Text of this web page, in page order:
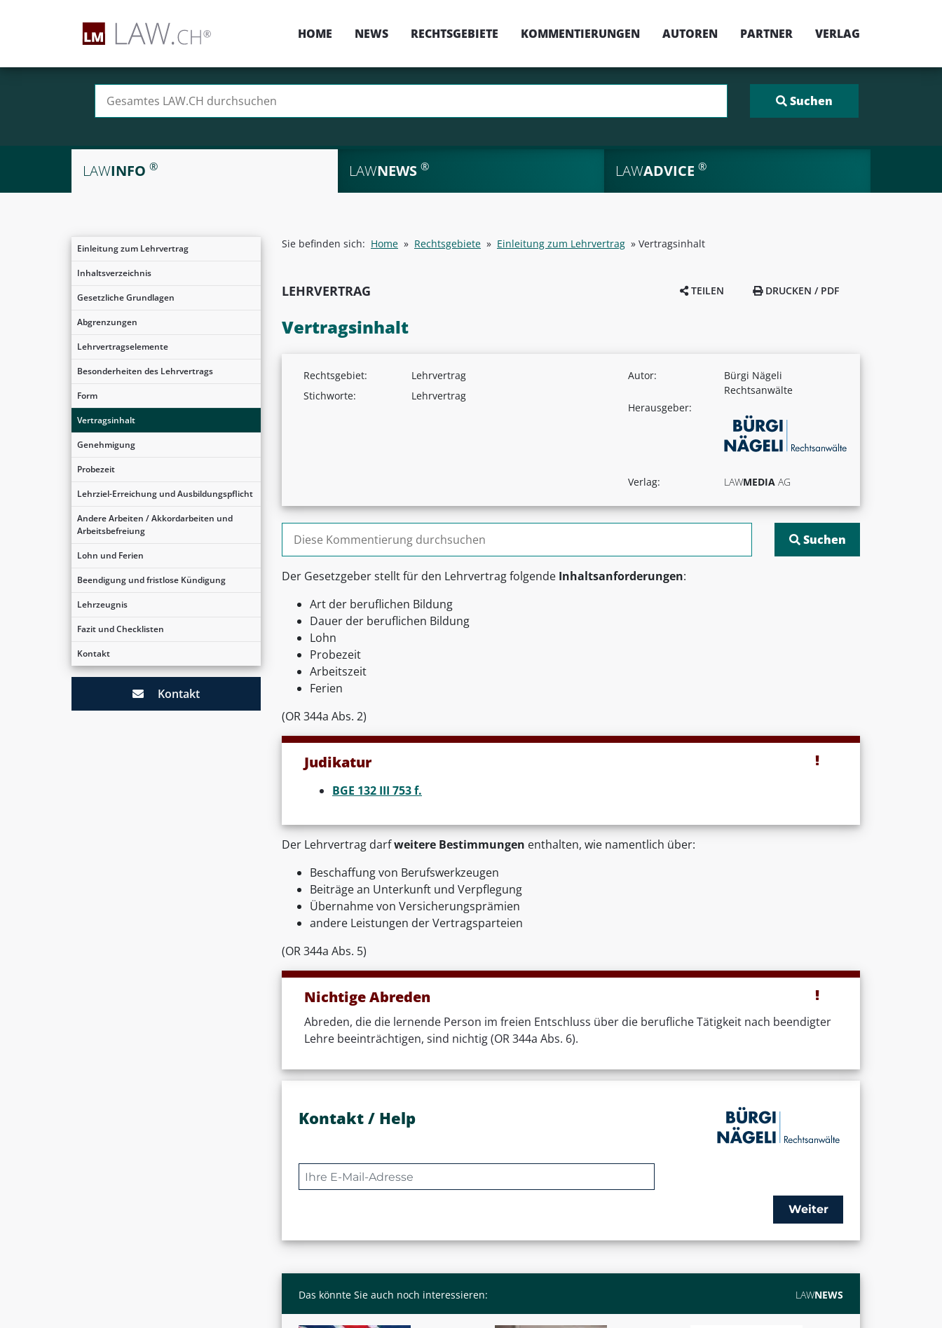
HOME NEWS RECHTSGEBIETE KOMMENTIERUNGEN AUTOREN PARTNER VERLAG
LAWINFO ® LAWNEWS ® LAWADVICE ®
Einleitung zum Lehrvertrag
Inhaltsverzeichnis
Gesetzliche Grundlagen
Abgrenzungen
Lehrvertragselemente
Besonderheiten des Lehrvertrags
Form
Vertragsinhalt
Genehmigung
Probezeit
Lehrziel-Erreichung und Ausbildungspflicht
Andere Arbeiten / Akkordarbeiten und
Arbeitsbefreiung
Lohn und Ferien
Beendigung und fristlose Kündigung
Lehrzeugnis
Fazit und Checklisten
Kontakt
Kontakt
Sie befinden sich: Home » Rechtsgebiete » Einleitung zum Lehrvertrag » Vertragsinhalt
LEHRVERTRAG TEILEN DRUCKEN / PDF
Vertragsinhalt
Rechtsgebiet:
Lehrvertrag
Stichworte:
Lehrvertrag
Autor:
Bürgi Nägeli
Rechtsanwälte
Herausgeber:
Verlag: LAWMEDIA AG
Suchen nach:
Der Gesetzgeber stellt für den Lehrvertrag folgende Inhaltsanforderungen:
Art der beruflichen Bildung
Dauer der beruflichen Bildung
Lohn
Probezeit
Arbeitszeit
Ferien
(OR 344a Abs. 2)
Judikatur
BGE 132 III 753 f.
Der Lehrvertrag darfweitere Bestimmungen enthalten, wie namentlich über:
Beschaffung von Berufswerkzeugen
Beiträge an Unterkunft und Verpflegung
Übernahme von Versicherungsprämien
andere Leistungen der Vertragsparteien
(OR 344a Abs. 5)
Nichtige Abreden
Abreden, die die lernende Person im freien Entschluss über die berufliche Tätigkeit nach beendigter
Lehre beeinträchtigen, sind nichtig (OR 344a Abs. 6).
Kontakt / Help
Weiter
Das könnte Sie auch noch interessieren: LAWNEWS